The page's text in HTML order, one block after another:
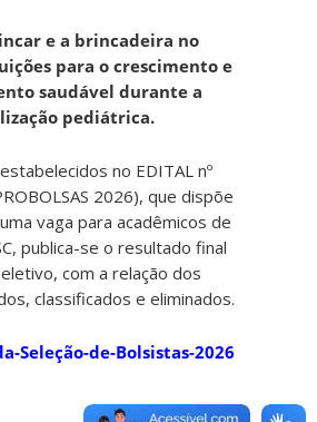
e a brincadeira no
para o crescimento e
saudável durante a
pediátrica.
no EDITAL nº
2026), que dispõe
vaga para acadêmicos de
publica-se o resultado final
com a relação dos
classificados e eliminados.
Seleção-de-Bolsistas-2026